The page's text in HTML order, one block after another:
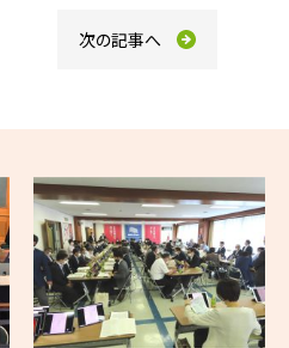
次の記事へ